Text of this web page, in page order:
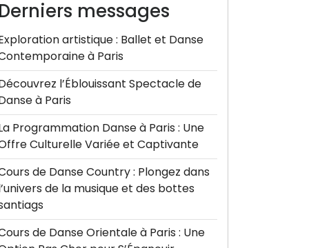
Derniers messages
artistique : Ballet et Danse
à Paris
l’Éblouissant Spectacle de
à Paris
Programmation Danse à Paris : Une
Culturelle Variée et Captivante
de Danse Country : Plongez dans
de la musique et des bottes
de Danse Orientale à Paris : Une